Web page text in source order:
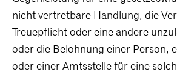
nicht vertretbare Handlung, die
Treuepflicht oder eine andere
oder die Belohnung einer Person,
oder einer Amtsstelle für eine